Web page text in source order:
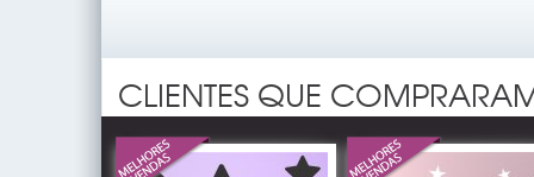
CLIENTES QUE